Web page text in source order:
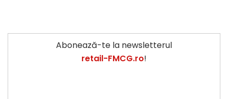
Abonează-te la newsletterul
retail-FMCG.ro!